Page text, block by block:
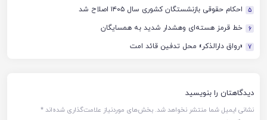
5 احکام حقوقی بازنشستگان کشوری سال ۱۴۰۵ اصلاح شد
6 خط قرمز هسته‌ای وهشدار شدید به همسایگان
7 «رواق دارالذکر» محل تدفین قائد امت
دیدگاهتان را بنویسید
نشانی ایمیل شما منتشر نخواهد شد. بخش‌های موردنیاز علامت‌گذاری شده‌اند*